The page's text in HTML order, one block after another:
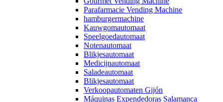
Parafarmacie Vending Machine
hamburgermachine
Kauwgomautomaat
Speelgoedautomaat
Notenautomaat
Blikjesautomaat
Medicijnautomaat
Saladeautomaat
Blikjesautomaat
Verkoopautomaten Gijón
Máquinas Expendedoras Salamanca